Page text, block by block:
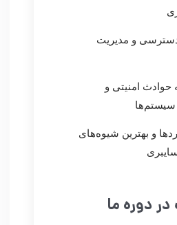
و مدیریت
حوادث امنیتی و
سیستم‌ها
و بهترین شیوه‌های
دوره ما